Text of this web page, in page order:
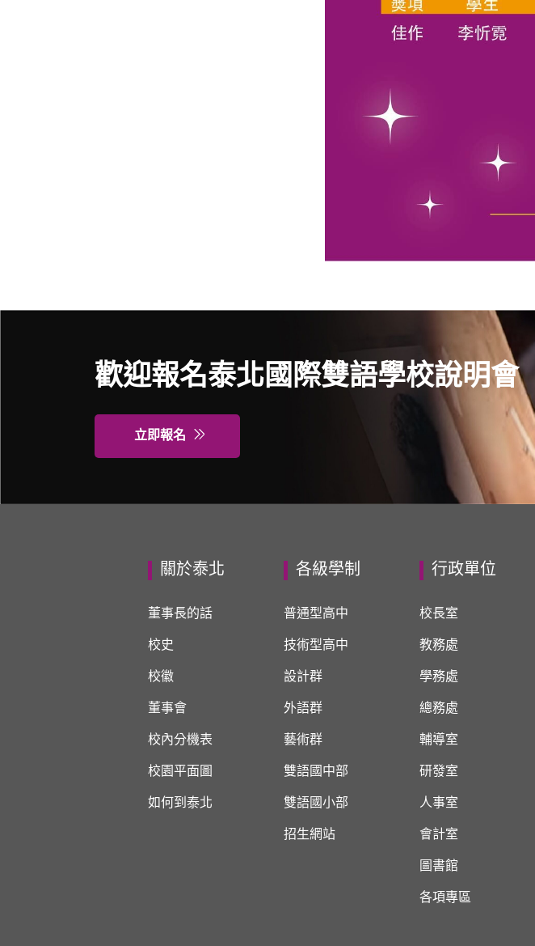
歡迎報名泰北國際雙語學校說明會
立即報名
關於泰北
董事長的話
校史
校徽
董事會
校內分機表
校園平面圖
如何到泰北
各級學制
普通型高中
技術型高中
設計群
外語群
藝術群
雙語國中部
雙語國小部
招生網站
行政單位
校長室
教務處
學務處
總務處
輔導室
研發室
人事室
會計室
圖書館
各項專區